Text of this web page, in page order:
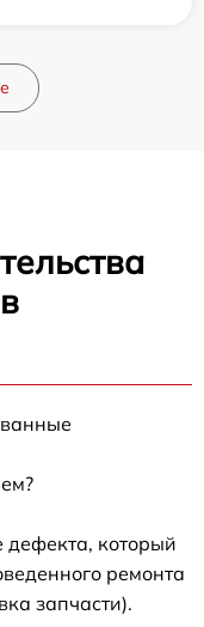
дефекта, который
ремонта
запчасти).